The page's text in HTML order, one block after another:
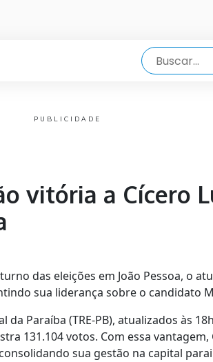
PUBLICIDADE
vitória a Cícero
das eleições em João Pessoa, o
sua liderança sobre o candidato
Paraíba (TRE-PB), atualizados às
131.104 votos. Com essa
sua gestão na capital